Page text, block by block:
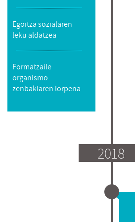
Egoitza sozialaren
leku aldatzea
Formatzaile
organismo
zenbakiaren lorpena
2018